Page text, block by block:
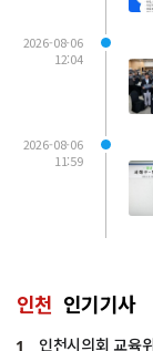
2026-08-06
12:04
2026-08-06
11:59
인천 인기기사
1 인천시의회 교육